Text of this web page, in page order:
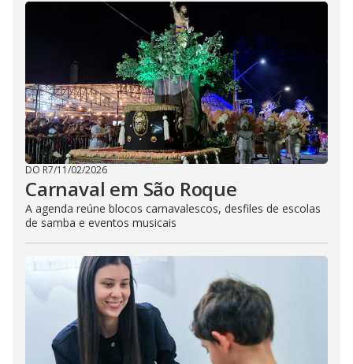
DO R7/11/02/2026
Carnaval em São Roque
A agenda reúne blocos carnavalescos, desfiles de escolas
de samba e eventos musicais